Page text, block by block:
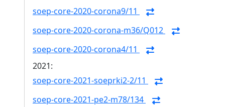
soep-core-2020-corona9/11
soep-core-2020-corona-m36/Q012
soep-core-2020-corona4/11
2021:
soep-core-2021-soeprki2-2/11
soep-core-2021-pe2-m78/134